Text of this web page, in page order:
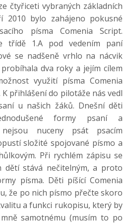
čtyřiceti vybraných základních
2010 bylo zahájeno pokusné
písma Comenia Script.
třídě 1.A pod vedením paní
se nadšeně vrhlo na nácvik
dva roky a jejím cílem
využití písma Comenia
přihlášení do pilotáže nás vedl
u našich žáků. Dnešní děti
formy psaní a
nuceny psát psacím
složité spojované písmo a
Při rychlém zápisu se
dětí stává nečitelným, a proto
písma. Děti píšící Comenia
že po nich písmo přečte skoro
a funkci rukopisu, který by
samotnému (musím to po